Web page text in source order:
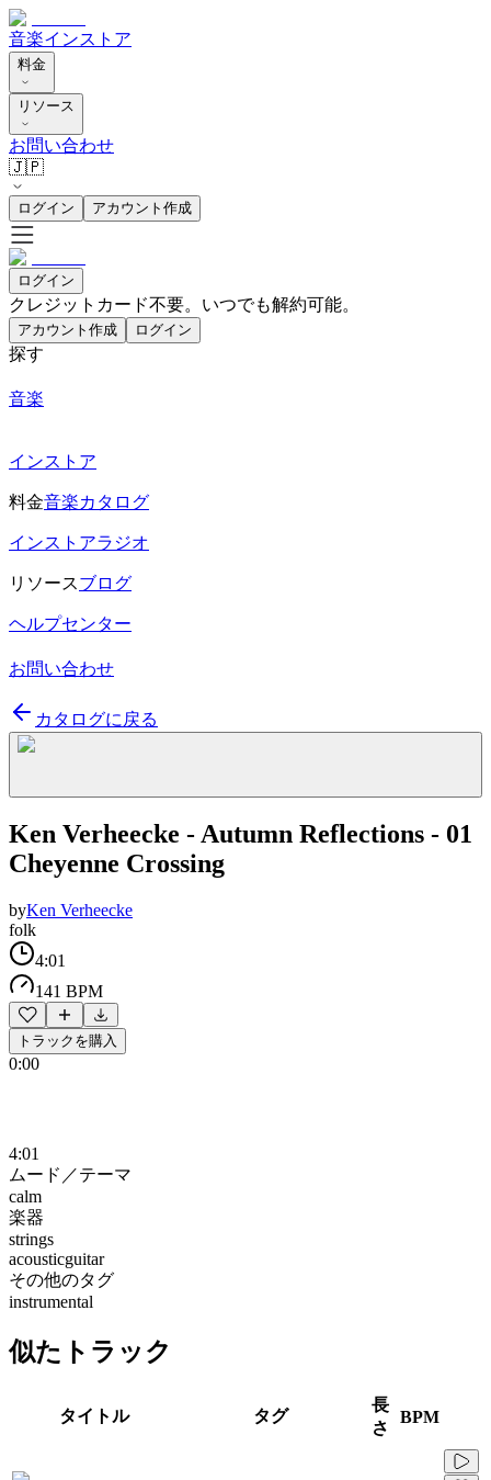
音楽インストア
料金
リソース
お問い合わせ
🇯🇵
ログイン アカウント作成
ログイン
クレジットカード不要。いつでも解約可能。
アカウント作成 ログイン
探す
音楽
インストア
料金音楽カタログ
インストアラジオ
リソースブログ
ヘルプセンター
お問い合わせ
カタログに戻る
Ken Verheecke - Autumn Reflections - 01
Cheyenne Crossing
byKen Verheecke
folk
4:01
141 BPM
トラックを購入
0:00
4:01
ムード／テーマ
calm
楽器
strings
acousticguitar
その他のタグ
instrumental
似たトラック
タイトル タグ
長
さ
BPM